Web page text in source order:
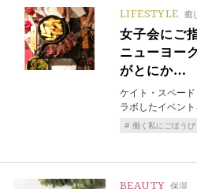
LIFESTYLE 癒
女子会にご
ニューヨー
がとにか…
ケイト・スペー
ラボしたイベン
働く私にごほうび
BEAUTY 保湿